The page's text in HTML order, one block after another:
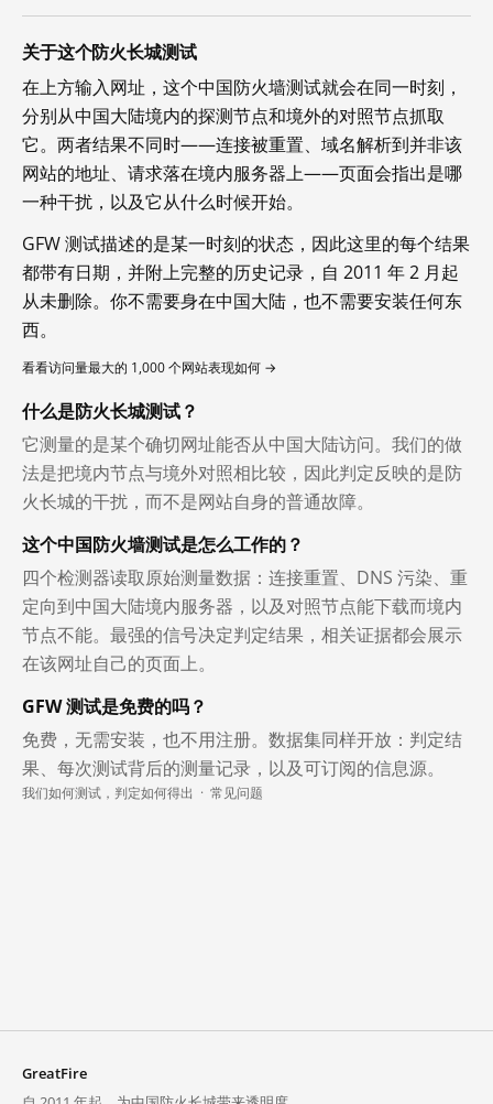
关于这个防火长城测试
在上方输入网址，这个中国防火墙测试就会在同一时刻，
分别从中国大陆境内的探测节点和境外的对照节点抓取
它。两者结果不同时——连接被重置、域名解析到并非该
网站的地址、请求落在境内服务器上——页面会指出是哪
一种干扰，以及它从什么时候开始。
GFW 测试描述的是某一时刻的状态，因此这里的每个结果
都带有日期，并附上完整的历史记录，自 2011 年 2 月起
从未删除。你不需要身在中国大陆，也不需要安装任何东
西。
看看访问量最大的 1,000 个网站表现如何 →
什么是防火长城测试？
它测量的是某个确切网址能否从中国大陆访问。我们的做
法是把境内节点与境外对照相比较，因此判定反映的是防
火长城的干扰，而不是网站自身的普通故障。
这个中国防火墙测试是怎么工作的？
四个检测器读取原始测量数据：连接重置、DNS 污染、重
定向到中国大陆境内服务器，以及对照节点能下载而境内
节点不能。最强的信号决定判定结果，相关证据都会展示
在该网址自己的页面上。
GFW 测试是免费的吗？
免费，无需安装，也不用注册。数据集同样开放：判定结
果、每次测试背后的测量记录，以及可订阅的信息源。
我们如何测试，判定如何得出 · 常见问题
GreatFire